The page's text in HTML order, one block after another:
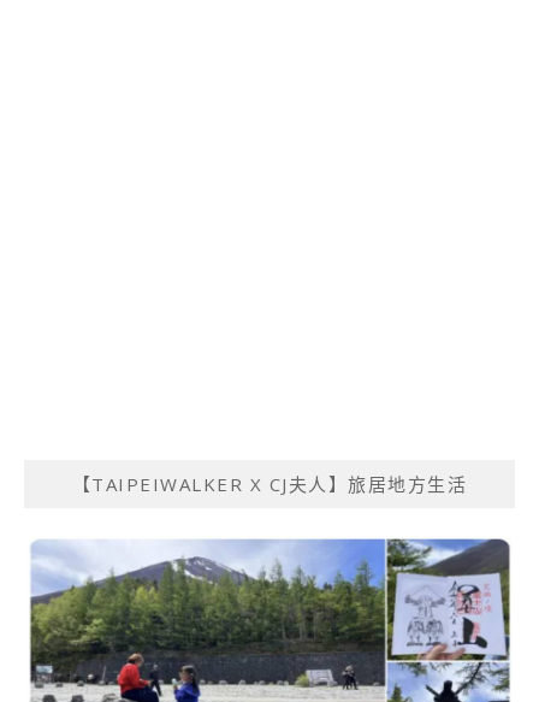
【TAIPEIWALKER X CJ夫人】旅居地方生活